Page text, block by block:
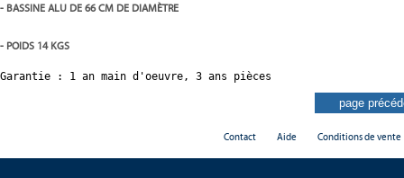
- BASSINE ALU DE 66 CM DE DIAMÈTRE
- POIDS 14 KGS
Garantie : 1 an main d'oeuvre, 3 ans pièces
Contact Aide Conditions de vente